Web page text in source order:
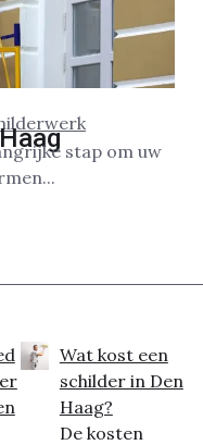
stap om uw
Wat kost een
schilder in Den
Haag?
De kosten